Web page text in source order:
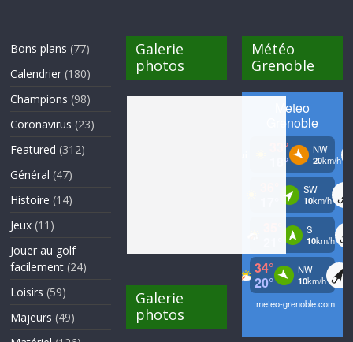
Bons plans (77)
Calendrier (180)
Champions (98)
Coronavirus (23)
Featured (312)
Général (47)
Histoire (14)
Jeux (11)
Jouer au golf
facilement (24)
Loisirs (59)
Majeurs (49)
Galerie
photos
Galerie
photos
Météo
Grenoble